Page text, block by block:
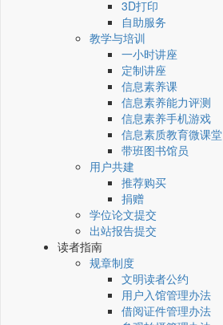
3D打印
自助服务
教学与培训
一小时讲座
定制讲座
信息素养课
信息素养能力评测
信息素养手机游戏
信息素质教育微课堂
带班图书馆员
用户共建
推荐购买
捐赠
学位论文提交
出站报告提交
读者指南
规章制度
文明读者公约
用户入馆管理办法
借阅证件管理办法